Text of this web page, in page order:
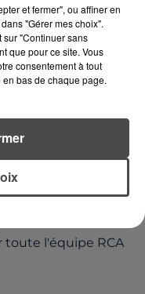
DE LA RÉDACTION
MOBILE
toute l'équipe RCA
et fermer", ou affiner en
"Gérer mes choix".
sur "Continuer sans
que pour ce site. Vous
consentement à tout
bas de chaque page.